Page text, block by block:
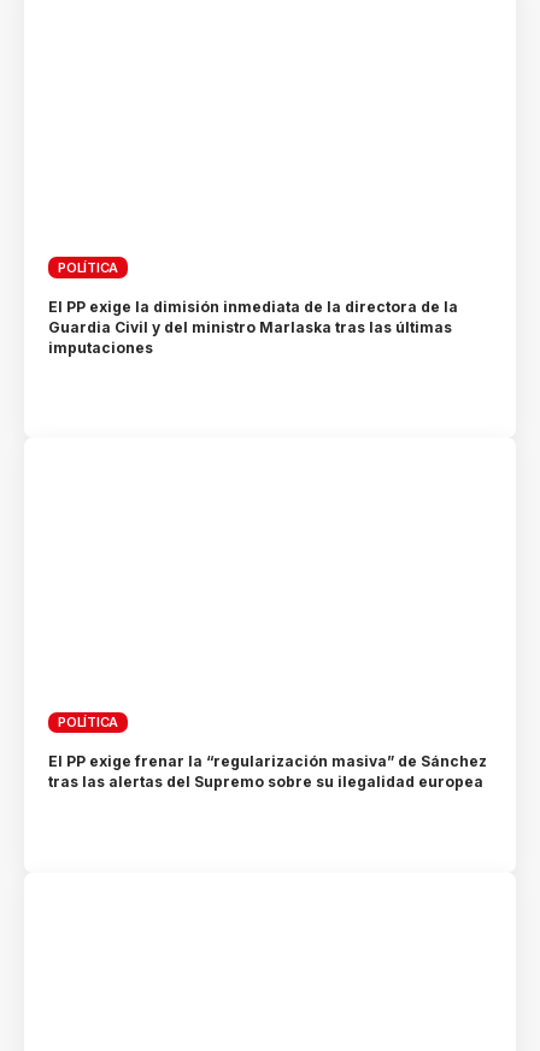
POLÍTICA
El PP exige la dimisión inmediata de la directora de la
Guardia Civil y del ministro Marlaska tras las últimas
imputaciones
POLÍTICA
El PP exige frenar la “regularización masiva” de Sánchez
tras las alertas del Supremo sobre su ilegalidad europea